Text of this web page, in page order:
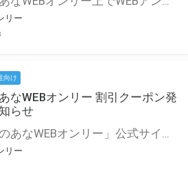
リー
向け
なWEBオンリー 割引クーポン発
らせ
「とらのあなWEBオンリー」公式サイトでとらのあな通販の「割引クーポン」を配布中！ イベントごとに開催当日限定で使える割引クーポンのシリアルコードを発行します。 とらのあなWEBオンリーのページをチェックして、イベント当日にお得にお買い物を楽しみましょう♪ ※本キャンペーンは予告なく終了する場合がございます。 とらのあなWEBオンリーサイトはこちら
リー